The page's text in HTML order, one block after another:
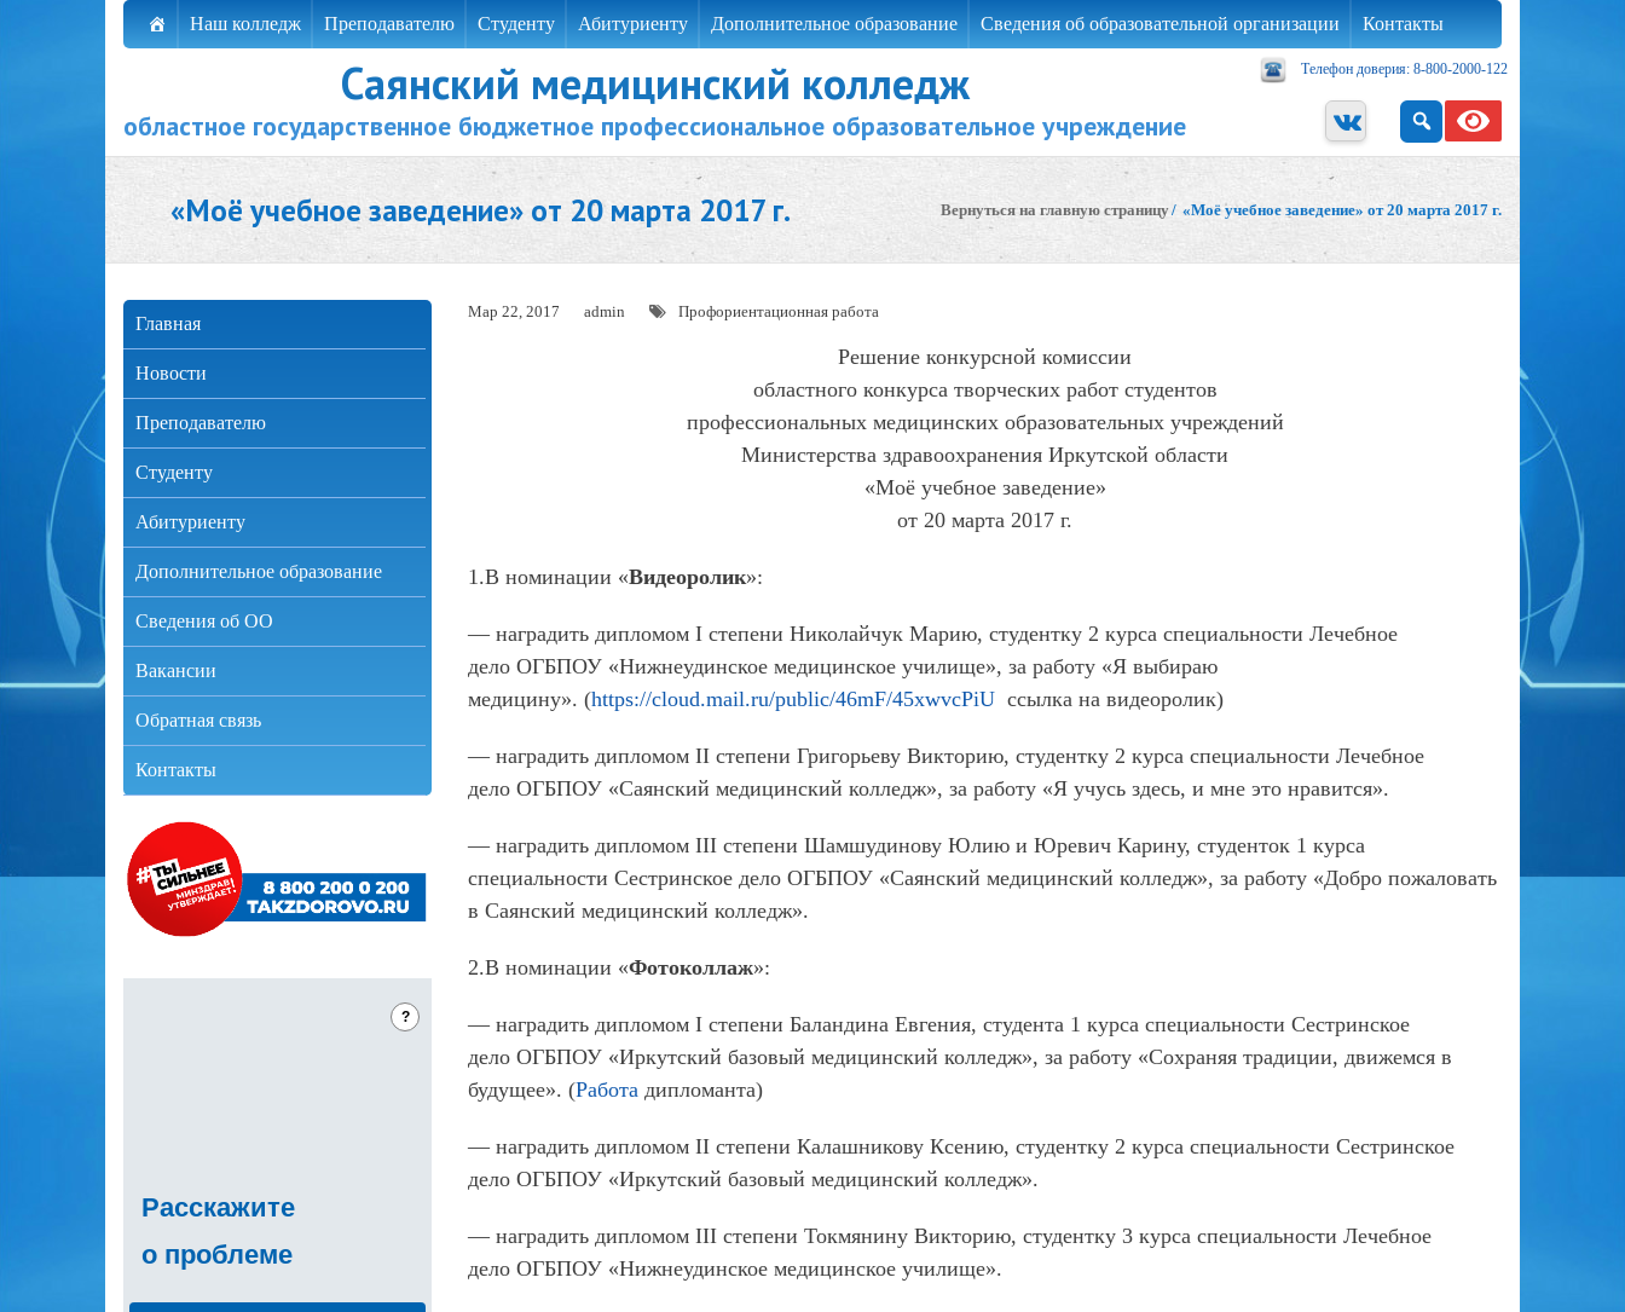
Наш колледж Преподавателю Студенту Абитуриенту Дополнительное образование Сведения об образовательной организации Контакты
Телефон доверия: 8-800-2000-122
Саянский медицинский колледж
областное государственное бюджетное профессиональное образовательное учреждение
«Моё учебное заведение» от 20 марта 2017 г. Вернуться на главную страницу/ «Моё учебное заведение» от 20 марта 2017 г.
Мар 22, 2017 admin Профориентационная работа
Решение конкурсной комиссии
областного конкурса творческих работ студентов
профессиональных медицинских образовательных учреждений
Министерства здравоохранения Иркутской области
«Моё учебное заведение»
от 20 марта 2017 г.
1.В номинации «Видеоролик»:
— наградить дипломом I степени Николайчук Марию, студентку 2 курса специальности Лечебное
дело ОГБПОУ «Нижнеудинское медицинское училище», за работу «Я выбираю
медицину». (https://cloud.mail.ru/public/46mF/45xwvcPiU ссылка на видеоролик)
— наградить дипломом II степени Григорьеву Викторию, студентку 2 курса специальности Лечебное
дело ОГБПОУ «Саянский медицинский колледж», за работу «Я учусь здесь, и мне это нравится».
— наградить дипломом III степени Шамшудинову Юлию и Юревич Карину, студенток 1 курса
специальности Сестринское дело ОГБПОУ «Саянский медицинский колледж», за работу «Добро пожаловать
в Саянский медицинский колледж».
2.В номинации «Фотоколлаж»:
— наградить дипломом I степени Баландина Евгения, студента 1 курса специальности Сестринское
дело ОГБПОУ «Иркутский базовый медицинский колледж», за работу «Сохраняя традиции, движемся в
будущее». (Работа дипломанта)
— наградить дипломом II степени Калашникову Ксению, студентку 2 курса специальности Сестринское
дело ОГБПОУ «Иркутский базовый медицинский колледж».
— наградить дипломом III степени Токмянину Викторию, студентку 3 курса специальности Лечебное
дело ОГБПОУ «Нижнеудинское медицинское училище».
Главная
Новости
Преподавателю
Студенту
Абитуриенту
Дополнительное образование
Сведения об ОО
Вакансии
Обратная связь
Контакты
?
Расскажите
о проблеме